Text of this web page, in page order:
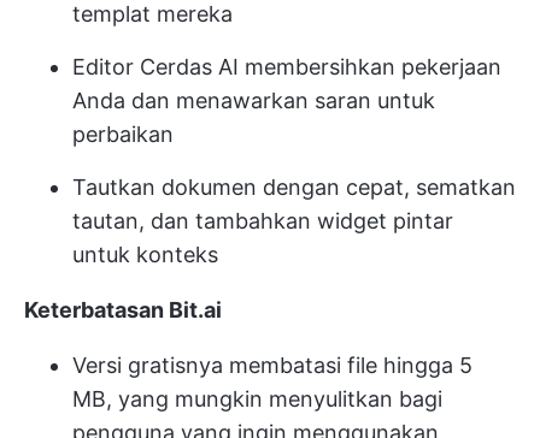
templat mereka
Editor Cerdas AI membersihkan pekerjaan
Anda dan menawarkan saran untuk
perbaikan
Tautkan dokumen dengan cepat, sematkan
tautan, dan tambahkan widget pintar
untuk konteks
Keterbatasan Bit.ai
Versi gratisnya membatasi file hingga 5
MB, yang mungkin menyulitkan bagi